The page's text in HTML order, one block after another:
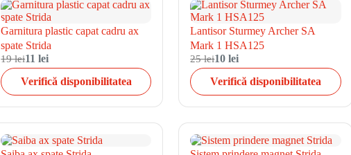
Garnitura plastic capat cadru ax
spate Strida
19 lei11 lei
Verifică disponibilitatea
Lantisor Sturmey Archer SA
Mark 1 HSA125
25 lei10 lei
Verifică disponibilitatea